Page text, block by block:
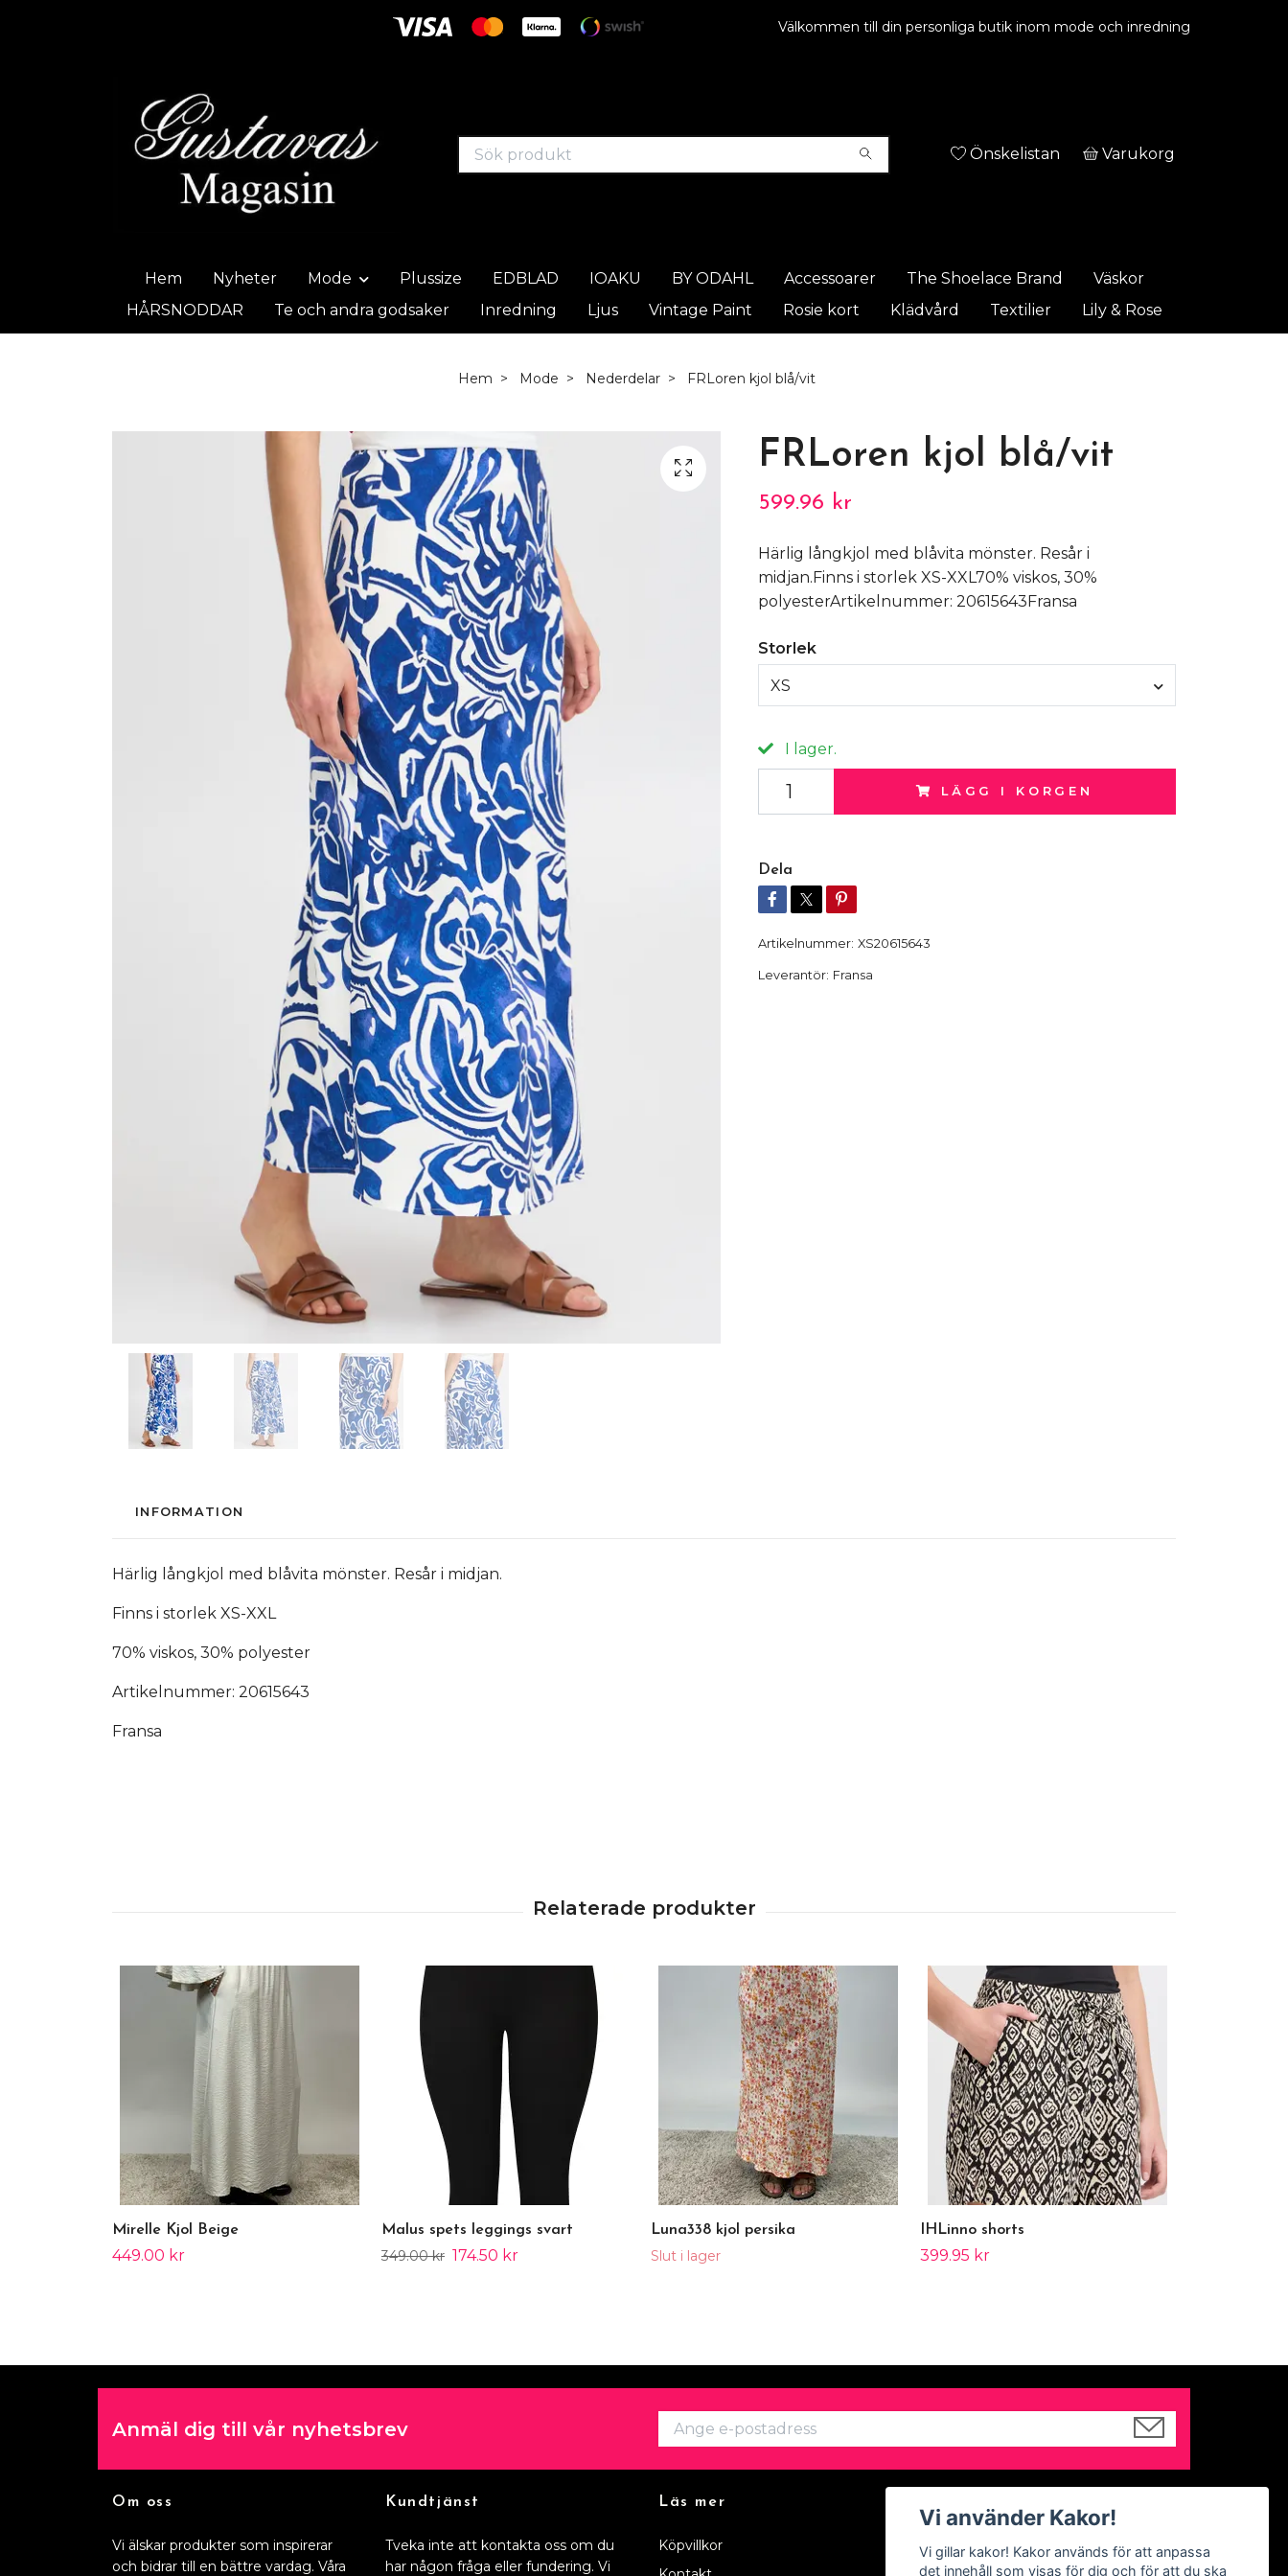
Välkommen till din personliga butik inom mode och inredning
Önskelistan Varukorg
Hem Nyheter Mode Plussize EDBLAD IOAKU BY ODAHL Accessoarer The Shoelace Brand
Väskor
HÅRSNODDAR
Te och andra godsaker Inredning Ljus Vintage Paint Rosie kort Klädvård Textilier Lily & Rose
Hem Mode Nederdelar FRLoren kjol blå/vit
FRLoren kjol blå/vit
599.96 kr
Härlig långkjol med blåvita mönster. Resår i
midjan.Finns i storlek XS-XXL70% viskos, 30%
polyesterArtikelnummer: 20615643Fransa
Storlek
XS
I lager.
LÄGG I KORGEN
Dela
Artikelnummer: XS20615643
Leverantör: Fransa
INFORMATION
Härlig långkjol med blåvita mönster. Resår i midjan.
Finns i storlek XS-XXL
70% viskos, 30% polyester
Artikelnummer: 20615643
Fransa
Mirelle Kjol Beige
449.00 kr
Malus spets leggings svart
349.00 kr 174.50 kr
Luna338 kjol persika
Slut i lager
IHLinno shorts
399.95 kr
Anmäl dig till vår nyhetsbrev
Om oss
Vi älskar produkter som inspirerar
och bidrar till en bättre vardag. Våra
Kundtjänst
Tveka inte att kontakta oss om du
har någon fråga eller fundering. Vi
Läs mer
Köpvillkor
Facebook
Vi använder Kakor!
Vi gillar kakor! Kakor används för att anpassa
det innehåll som visas för dig och för att du ska